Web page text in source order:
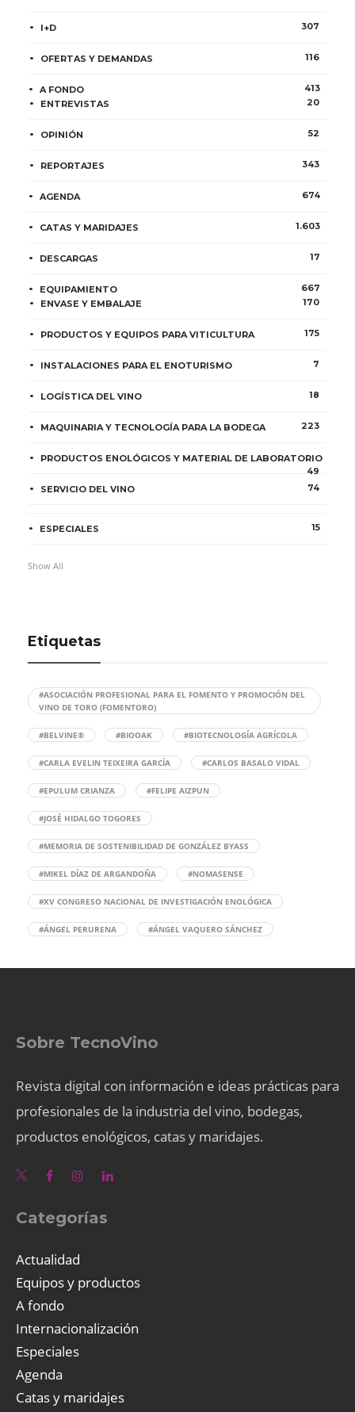
I+D 307
OFERTAS Y DEMANDAS 116
A FONDO
413
ENTREVISTAS
20
OPINIÓN 52
REPORTAJES 343
AGENDA 674
CATAS Y MARIDAJES 1.603
DESCARGAS 17
EQUIPAMIENTO
667
ENVASE Y EMBALAJE
170
PRODUCTOS Y EQUIPOS PARA VITICULTURA 175
INSTALACIONES PARA EL ENOTURISMO 7
LOGÍSTICA DEL VINO 18
MAQUINARIA Y TECNOLOGÍA PARA LA BODEGA 223
PRODUCTOS ENOLÓGICOS Y MATERIAL DE LABORATORIO
49
SERVICIO DEL VINO
74
ESPECIALES 15
Show All
Etiquetas
#ASOCIACIÓN PROFESIONAL PARA EL FOMENTO Y PROMOCIÓN DEL
VINO DE TORO (FOMENTORO)
#BELVINE® #BIOOAK #BIOTECNOLOGÍA AGRÍCOLA
#CARLA EVELIN TEIXEIRA GARCÍA #CARLOS BASALO VIDAL
#EPULUM CRIANZA #FELIPE AIZPUN
#JOSÉ HIDALGO TOGORES
#MEMORIA DE SOSTENIBILIDAD DE GONZÁLEZ BYASS
#MIKEL DÍAZ DE ARGANDOÑA #NOMASENSE
#XV CONGRESO NACIONAL DE INVESTIGACIÓN ENOLÓGICA
#ÁNGEL PERURENA #ÁNGEL VAQUERO SÁNCHEZ
Sobre TecnoVino
Revista digital con información e ideas prácticas para
profesionales de la industria del vino, bodegas,
productos enológicos, catas y maridajes.
Categorías
Actualidad
Equipos y productos
A fondo
Internacionalización
Especiales
Agenda
Catas y maridajes